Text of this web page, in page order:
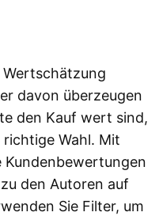
Wertschätzung
davon überzeugen
den Kauf wert sind,
Wahl. Mit
Kundenbewertungen
den Autoren auf
Sie Filter, um